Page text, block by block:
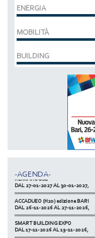
ENERGIA
MOBILITÀ
BUILDING
-AGENDA-
DAL 07-03-2028 AL 10-03-2028,
KLIMAHOUSE
DAL 27-01-2027 AL 30-01-2027,
ACCADUEO (H20) edizione BARI
DAL 26-11-2026 AL 27-11-2026,
SMART BUILDING EXPO
DAL 17-11-2026 AL 19-11-2026,